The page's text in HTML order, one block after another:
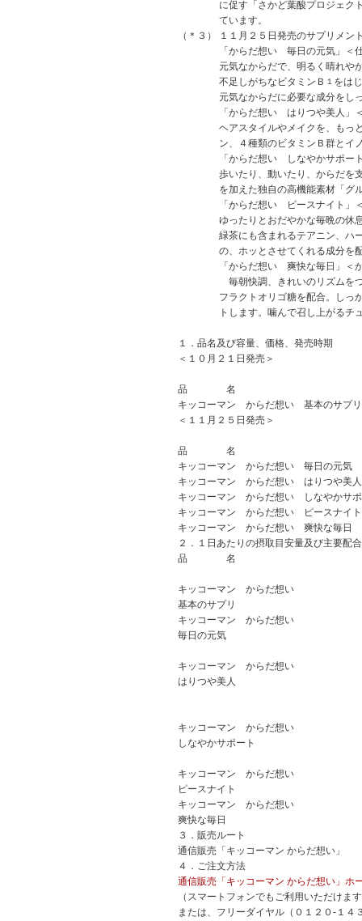
に促す「さかど葉酸プロジェク
ています。
（＊３）
１１月２５日発売のサプリメン
「からだ想い 毎日の元気」＜
元気なからだで、明るく晴れや
不足しがちなビタミンＢ １ をは
元気なからだに必要な成分をし
「からだ想い はりつや美人」
ヘアスタイルやメイクを、もっ
ン、４種類のビタミンＢ群とイ
「からだ想い しなやかサポー
歩いたり、動いたり、からだを
を加えた独自の高機能素材「グ
「からだ想い ピースナイト」
ゆったりとおだやかな毎晩の休
緑茶にも含まれるテアニン、ハ
の、ホッとさせてくれる成分を
「からだ想い 爽快な毎日」＜
毎朝快調、きれいのリズムを
フラクトオリゴ糖を配合。しっ
トします。噛んで召し上がるチ
１．品名及び容量、価格、発売時期
＜１０月２１日発売＞
品 名
キッコーマン からだ想い 基本のサプリ
＜１１月２５日発売＞
品 名
キッコーマン からだ想い 毎日の元気
キッコーマン からだ想い はりつや美人
キッコーマン からだ想い しなやかサ
キッコーマン からだ想い ピースナイト
キッコーマン からだ想い 爽快な毎日
２．１日あたりの摂取目安量及び主要配
品 名
キッコーマン からだ想い
基本のサプリ
キッコーマン からだ想い
毎日の元気
キッコーマン からだ想い
はりつや美人
キッコーマン からだ想い
しなやかサポート
キッコーマン からだ想い
ピースナイト
キッコーマン からだ想い
爽快な毎日
３．販売ルート
通信販売「キッコーマン からだ想い」
４．ご注文方法
通信販売「キッコーマン からだ想い」ホ
（スマートフォンでもご利用いただけま
または、フリーダイヤル（０１２０-１４